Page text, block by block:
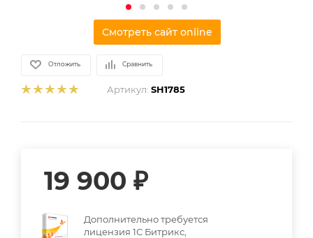
Смотреть сайт online
Отложить Сравнить
Артикул: SH1785
19 900 ₽
Дополнительно требуется
лицензия 1С Битрикс,